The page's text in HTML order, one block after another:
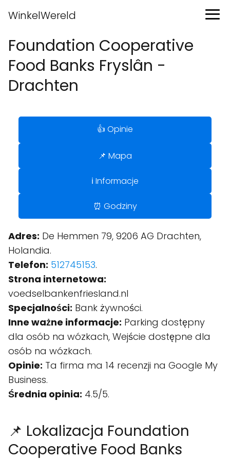
WinkelWereld
Foundation Cooperative
Food Banks Fryslân -
Drachten
👍 Opinie
📌 Mapa
ℹ️ Informacje
⏰ Godziny
Adres: De Hemmen 79, 9206 AG Drachten,
Holandia.
Telefon: 512745153.
Strona internetowa:
voedselbankenfriesland.nl
Specjalności: Bank żywności.
Inne ważne informacje: Parking dostępny
dla osób na wózkach, Wejście dostępne dla
osób na wózkach.
Opinie: Ta firma ma 14 recenzji na Google My
Business.
Średnia opinia: 4.5/5.
📌 Lokalizacja Foundation
Cooperative Food Banks